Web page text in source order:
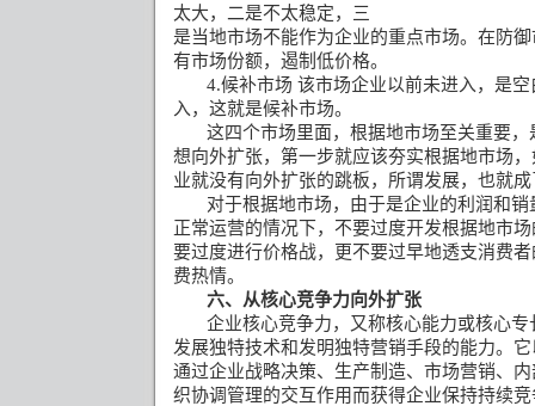
太大，二是不太稳定，三
是当地市场不能作为企业的重点市场。在防
有市场份额，遏制低价格。
4.候补市场 该市场企业以前未进入，是
入，这就是候补市场。
这四个市场里面，根据地市场至关重要
想向外扩张，第一步就应该夯实根据地市场
业就没有向外扩张的跳板，所谓发展，也就
对于根据地市场，由于是企业的利润和
正常运营的情况下，不要过度开发根据地市
要过度进行价格战，更不要过早地透支消费者
费热情。
六、从核心竞争力向外扩张
企业核心竞争力，又称核心能力或核心专
发展独特技术和发明独特营销手段的能力。
通过企业战略决策、生产制造、市场营销、内
织协调管理的交互作用而获得企业保持持续